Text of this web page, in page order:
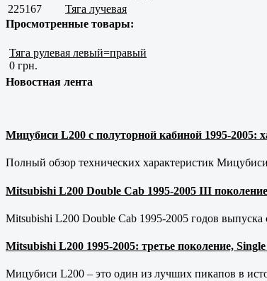
225167
Тяга лучевая
Просмотренные товары:
Тяга рулевая левый=правый
0 грн.
Новостная лента
Мицубиси L200 с полуторной кабиной 1995-2005:
Полный обзор технических характеристик
Mitsubishi L200 Double Cab 1995-2005 III
Mitsubishi L200 Double Cab 1995-2005 годов выпуска
Mitsubishi L200 1995-2005: третье поколение,
Мицубиси L200 – это один из лучших пикапов в